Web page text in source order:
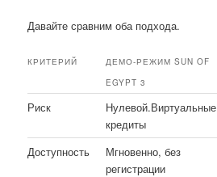
Давайте сравним оба подхода.
КРИТЕРИЙ
ДЕМО-РЕЖИМ SUN OF
EGYPT 3
Риск
Нулевой.Виртуальные
кредиты
Доступность
Мгновенно, без
регистрации